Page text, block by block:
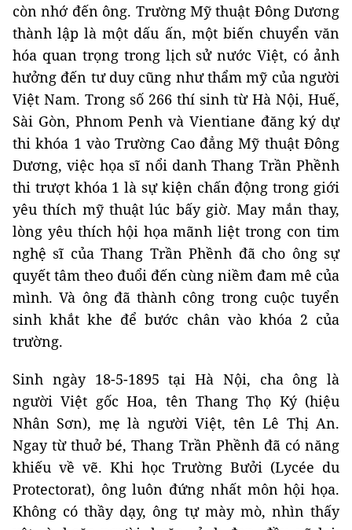
còn nhớ đến ông. Trường Mỹ thuật Đông Dương
thành lập là một dấu ấn, một biến chuyển văn
hóa quan trọng trong lịch sử nước Việt, có ảnh
hưởng đến tư duy cũng như thẩm mỹ của người
Việt Nam. Trong số 266 thí sinh từ Hà Nội, Huế,
Sài Gòn, Phnom Penh và Vientiane đăng ký dự
thi khóa 1 vào Trường Cao đẳng Mỹ thuật Đông
Dương, việc họa sĩ nổi danh Thang Trần Phềnh
thi trượt khóa 1 là sự kiện chấn động trong giới
yêu thích mỹ thuật lúc bấy giờ. May mắn thay,
lòng yêu thích hội họa mãnh liệt trong con tim
nghệ sĩ của Thang Trần Phềnh đã cho ông sự
quyết tâm theo đuổi đến cùng niềm đam mê của
mình. Và ông đã thành công trong cuộc tuyển
sinh khắt khe để bước chân vào khóa 2 của
trường.
Sinh ngày 18-5-1895 tại Hà Nội, cha ông là
người Việt gốc Hoa, tên Thang Thọ Ký (hiệu
Nhân Sơn), mẹ là người Việt, tên Lê Thị An.
Ngay từ thuở bé, Thang Trần Phềnh đã có năng
khiếu về vẽ. Khi học Trường Bưởi (Lycée du
Protectorat), ông luôn đứng nhất môn hội họa.
Không có thầy dạy, ông tự mày mò, nhìn thấy